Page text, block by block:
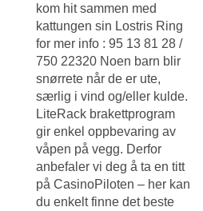
kom hit sammen med
kattungen sin Lostris Ring
for mer info : 95 13 81 28 /
750 22320 Noen barn blir
snørrete når de er ute,
særlig i vind og/eller kulde.
LiteRack brakettprogram
gir enkel oppbevaring av
våpen på vegg. Derfor
anbefaler vi deg å ta en titt
på CasinoPiloten – her kan
du enkelt finne det beste